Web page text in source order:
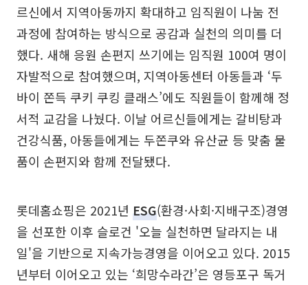
르신에서 지역아동까지 확대하고 임직원이 나눔 전
과정에 참여하는 방식으로 공감과 실천의 의미를 더
했다. 새해 응원 손편지 쓰기에는 임직원 100여 명이
자발적으로 참여했으며, 지역아동센터 아동들과 ‘두
바이 쫀득 쿠키 쿠킹 클래스’에도 직원들이 함께해 정
서적 교감을 나눴다. 이날 어르신들에게는 갈비탕과
건강식품, 아동들에게는 두쫀쿠와 유산균 등 맞춤 물
품이 손편지와 함께 전달됐다.
롯데홈쇼핑은 2021년 ESG(환경·사회·지배구조)경영
을 선포한 이후 슬로건 '오늘 실천하면 달라지는 내
일'을 기반으로 지속가능경영을 이어오고 있다. 2015
년부터 이어오고 있는 ‘희망수라간’은 영등포구 독거